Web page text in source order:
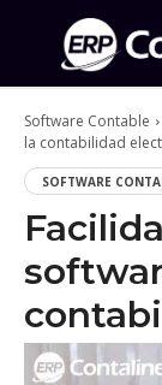
Software Contable
la contabilidad
SOFTWARE